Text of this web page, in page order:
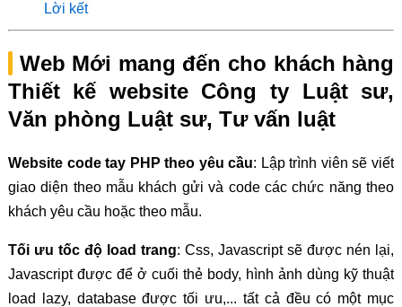
Lời kết
Web Mới mang đến cho khách hàng
Thiết kế website Công ty Luật sư,
Văn phòng Luật sư, Tư vấn luật
Website code tay PHP theo yêu cầu: Lập trình viên sẽ viết
giao diện theo mẫu khách gửi và code các chức năng theo
khách yêu cầu hoặc theo mẫu.
Tối ưu tốc độ load trang: Css, Javascript sẽ được nén lại,
Javascript được để ở cuối thẻ body, hình ảnh dùng kỹ thuật
load lazy, database được tối ưu,... tất cả đều có một mục